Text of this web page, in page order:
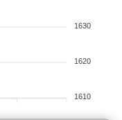
1630
1620
1610